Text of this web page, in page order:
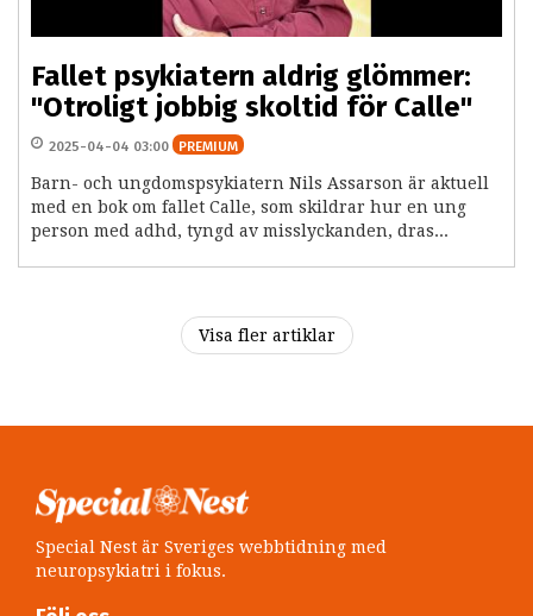
Fallet psykiatern aldrig glömmer:
"Otroligt jobbig skoltid för Calle"
2025-04-04 03:00 PREMIUM
Barn- och ungdomspsykiatern Nils Assarson är aktuell
med en bok om fallet Calle, som skildrar hur en ung
person med adhd, tyngd av misslyckanden, dras...
Visa fler artiklar
Special Nest är Sveriges webbtidning med
neuropsykiatri i fokus.